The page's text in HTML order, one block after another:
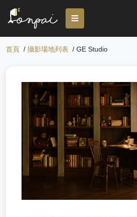
首頁 / 攝影場地列表 / GE Studio